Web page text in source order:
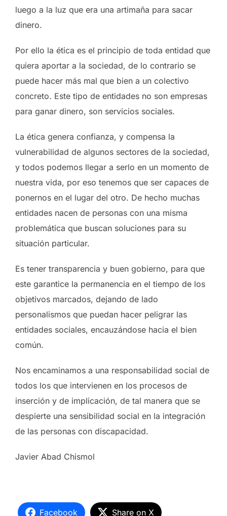
luego a la luz que era una artimaña para sacar
dinero.
Por ello la ética es el principio de toda entidad que
quiera aportar a la sociedad, de lo contrario se
puede hacer más mal que bien a un colectivo
concreto. Este tipo de entidades no son empresas
para ganar dinero, son servicios sociales.
La ética genera confianza, y compensa la
vulnerabilidad de algunos sectores de la sociedad,
y todos podemos llegar a serlo en un momento de
nuestra vida, por eso tenemos que ser capaces de
ponernos en el lugar del otro. De hecho muchas
entidades nacen de personas con una misma
problemática que buscan soluciones para su
situación particular.
Es tener transparencia y buen gobierno, para que
este garantice la permanencia en el tiempo de los
objetivos marcados, dejando de lado
personalismos que puedan hacer peligrar las
entidades sociales, encauzándose hacia el bien
común.
Nos encaminamos a una responsabilidad social de
todos los que intervienen en los procesos de
inserción y de implicación, de tal manera que se
despierte una sensibilidad social en la integración
de las personas con discapacidad.
Javier Abad Chismol
Facebook Share on X